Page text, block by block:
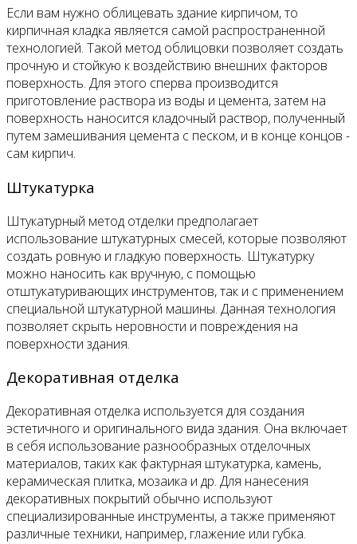
Если вам нужно облицевать здание кирпичом, то
кирпичная кладка является самой распространенной
технологией. Такой метод облицовки позволяет создать
прочную и стойкую к воздействию внешних факторов
поверхность. Для этого сперва производится
приготовление раствора из воды и цемента, затем на
поверхность наносится кладочный раствор, полученный
путем замешивания цемента с песком, и в конце концов -
сам кирпич.
Штукатурка
Штукатурный метод отделки предполагает
использование штукатурных смесей, которые позволяют
создать ровную и гладкую поверхность. Штукатурку
можно наносить как вручную, с помощью
отштукатуривающих инструментов, так и с применением
специальной штукатурной машины. Данная технология
позволяет скрыть неровности и повреждения на
поверхности здания.
Декоративная отделка
Декоративная отделка используется для создания
эстетичного и оригинального вида здания. Она включает
в себя использование разнообразных отделочных
материалов, таких как фактурная штукатурка, камень,
керамическая плитка, мозаика и др. Для нанесения
декоративных покрытий обычно используют
специализированные инструменты, а также применяют
различные техники, например, глажение или губка.